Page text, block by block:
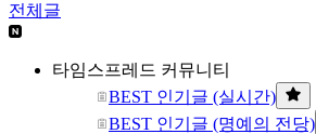
전체글
타임스프레드 커뮤니티
BEST 인기글 (실시간)
BEST 인기글 (명예의 전당)